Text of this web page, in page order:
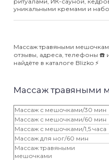
уникальными кремами и
Массаж травяными
отзывы, адреса, телефоны ☎️
найдёте в каталоге Blizko ⚡️
Массаж травяными
Массаж с мешочками/30 мин
Массаж с мешочками/60 мин
Массаж с мешочками/1,5 часа
Массаж для ног/60 мин
Массаж травяными
мешочками